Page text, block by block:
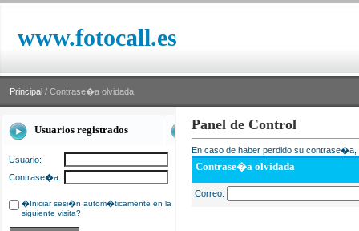
www.fotocall.es
Principal / Contrase�a olvidada
Usuarios registrados
Usuario:
Contrase�a:
�Iniciar sesi�n autom�ticamente en la
siguiente visita?
Panel de Control
En caso de haber perdido su
Contrase�a olvidada
Correo: